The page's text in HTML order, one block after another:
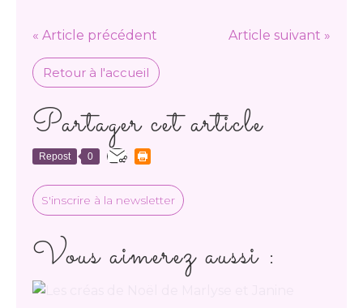
« Article précédent Article suivant »
Retour à l'accueil
Partager cet article
Repost 0
S'inscrire à la newsletter
Vous aimerez aussi :